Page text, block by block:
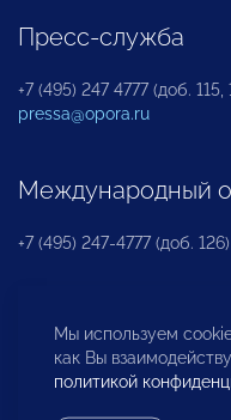
Пресс-служба
+7 (495) 247 4777 (доб. 115,
pressa@opora.ru
Международный
+7 (495) 247-4777 (доб. 126)
Бюро по защите
инвесторов
Мы используем
как Вы
политикой